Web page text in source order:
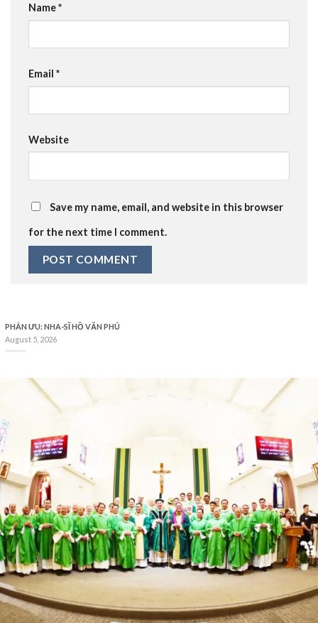
Name*
Email *
Website
Save my name, email, and website in this browser
for the next time I comment.
PHÂN ƯU: NHA-SĨ HỒ VĂN PHÚ
August 5, 2026